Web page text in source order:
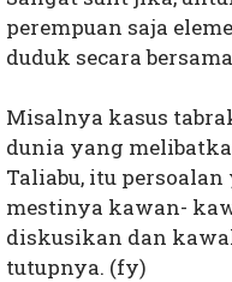
perempuan saja
duduk secara
Misalnya kasus
dunia yang
Taliabu, itu
mestinya kawan-
diskusikan dan
tutupnya. (fy)